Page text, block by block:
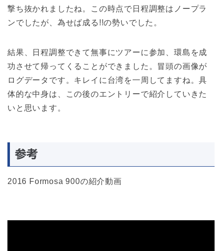
撃ち抜かれましたね。この時点で日程調整はノープラ
ンでしたが、為せば成る!!の勢いでした。
結果、日程調整できて無事にツアーに参加、環島を成
功させて帰ってくることができました。冒頭の画像が
ログデータです。キレイに台湾を一周してますね。具
体的な中身は、この後のエントリーで紹介していきた
いと思います。
参考
2016 Formosa 900の紹介動画